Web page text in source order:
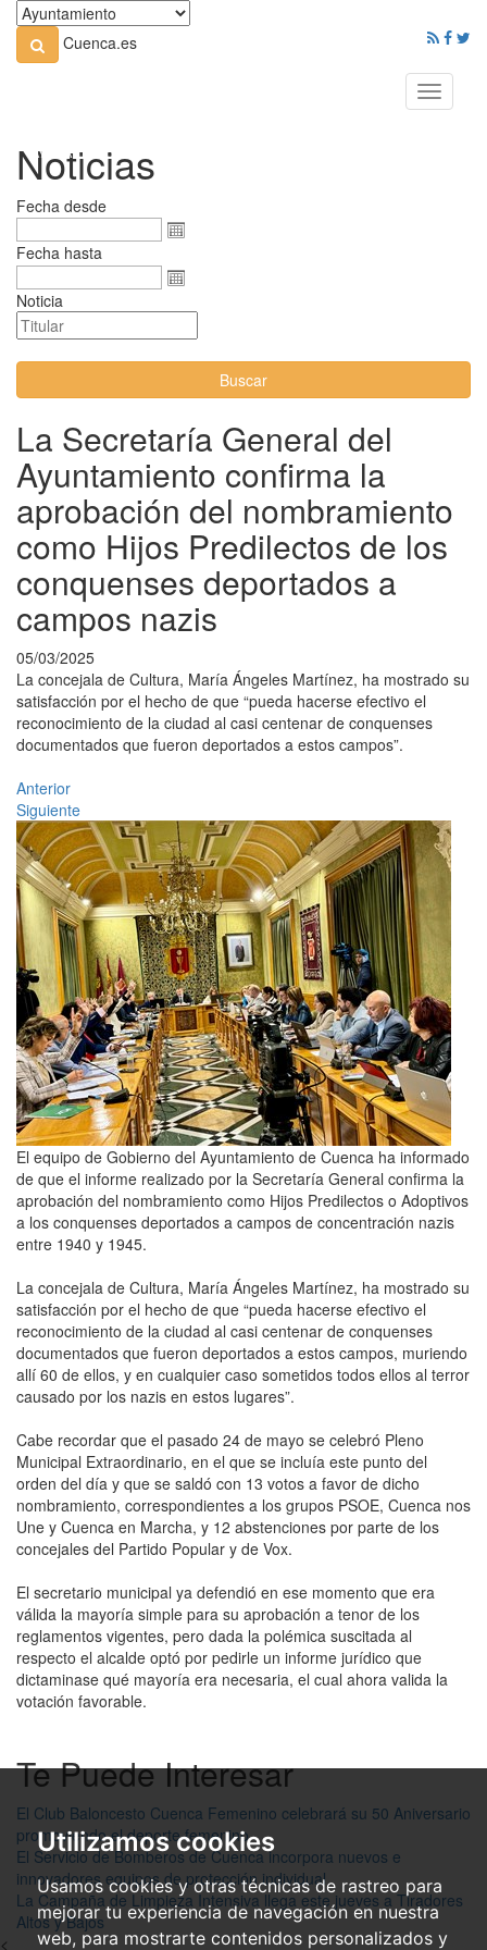
Utilizamos cookies
Usamos cookies y otras técnicas de rastreo para
mejorar tu experiencia de navegación en nuestra
web, para mostrarte contenidos personalizados y
Cuenca.es
Toggle
Noticias
Fecha desde
Fecha hasta
Noticia
Buscar
La Secretaría General del
Ayuntamiento confirma la
aprobación del nombramiento
como Hijos Predilectos de los
conquenses deportados a
campos nazis
05/03/2025
La concejala de Cultura, María Ángeles Martínez, ha mostrado su
satisfacción por el hecho de que “pueda hacerse efectivo el
reconocimiento de la ciudad al casi centenar de conquenses
documentados que fueron deportados a estos campos”.
Anterior
Siguiente
El equipo de Gobierno del Ayuntamiento de Cuenca ha informado
de que el informe realizado por la Secretaría General confirma la
aprobación del nombramiento como Hijos Predilectos o Adoptivos
a los conquenses deportados a campos de concentración nazis
entre 1940 y 1945.
La concejala de Cultura, María Ángeles Martínez, ha mostrado su
satisfacción por el hecho de que “pueda hacerse efectivo el
reconocimiento de la ciudad al casi centenar de conquenses
documentados que fueron deportados a estos campos, muriendo
allí 60 de ellos, y en cualquier caso sometidos todos ellos al terror
causado por los nazis en estos lugares”.
Cabe recordar que el pasado 24 de mayo se celebró Pleno
Municipal Extraordinario, en el que se incluía este punto del
orden del día y que se saldó con 13 votos a favor de dicho
nombramiento, correspondientes a los grupos PSOE, Cuenca nos
Une y Cuenca en Marcha, y 12 abstenciones por parte de los
concejales del Partido Popular y de Vox.
El secretario municipal ya defendió en ese momento que era
válida la mayoría simple para su aprobación a tenor de los
reglamentos vigentes, pero dada la polémica suscitada al
respecto el alcalde optó por pedirle un informe jurídico que
dictaminase qué mayoría era necesaria, el cual ahora valida la
votación favorable.
Te Puede Interesar
El Club Baloncesto Cuenca Femenino celebrará su 50 Aniversario
promoviendo el deporte femenino
El Servicio de Bomberos de Cuenca incorpora nuevos e
innovadores equipos de protección individual
La Campaña de Limpieza Intensiva llega este jueves a Tiradores
Altos y Bajos
<